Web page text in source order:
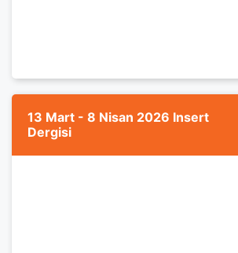
13 Mart - 8 Nisan 2026 Insert
Dergisi